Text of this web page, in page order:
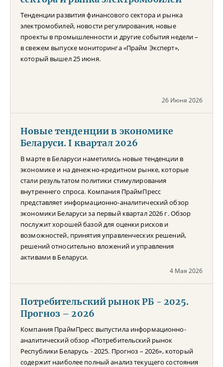
Тенденции развития финансового сектора и рынка
электромобилей, новости регулирования, новые
проекты в промышленности и другие события недели –
в свежем выпуске мониторинга «Прайм Эксперт»,
который вышел 25 июня.
26 Июня 2026
Новые тенденции в экономике
Беларуси. I квартал 2026
В марте в Беларуси наметились новые тенденции в
экономике и на денежно-кредитном рынке, которые
стали результатом политики стимулирования
внутреннего спроса. Компания ПраймПресс
представляет информационно-аналитический обзор
экономики Беларуси за первый квартал 2026 г. Обзор
послужит хорошей базой для оценки рисков и
возможностей, принятия управленческих решений,
решений относительно вложений и управления
активами в Беларуси.
4 Мая 2026
Потребительский рынок РБ - 2025.
Прогноз – 2026
Компания ПраймПресс выпустила информационно-
аналитический обзор «Потребительский рынок
Республики Беларусь - 2025. Прогноз – 2026», который
содержит наиболее полный анализ текущего состояния